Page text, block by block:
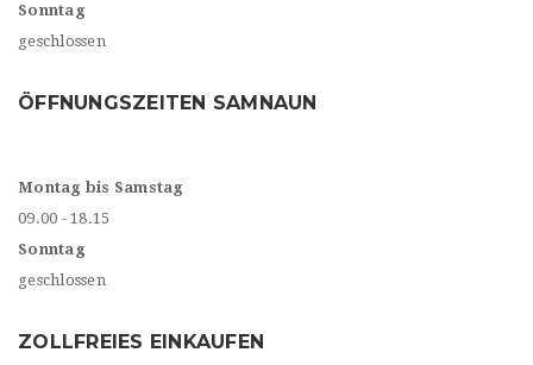
Sonntag
geschlossen
ÖFFNUNGSZEITEN SAMNAUN
Montag bis Samstag
09.00 - 18.15
Sonntag
geschlossen
ZOLLFREIES EINKAUFEN